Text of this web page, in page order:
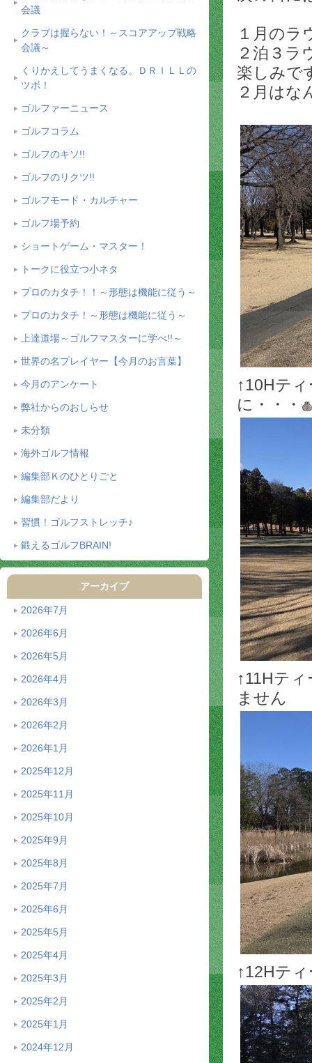
会議
クラブは握らない！～スコアアップ戦略
会議～
くりかえしてうまくなる。ＤＲＩＬＬの
ツボ！
ゴルファーニュース
ゴルフコラム
ゴルフのキソ!!
ゴルフのリクツ!!
ゴルフモード・カルチャー
ゴルフ場予約
ショートゲーム・マスター！
トークに役立つ小ネタ
プロのカタチ！！～形態は機能に従う～
プロのカタチ！～形態は機能に従う～
上達道場～ゴルフマスターに学べ!!～
世界の名プレイヤー【今月のお言葉】
今月のアンケート
弊社からのおしらせ
未分類
海外ゴルフ情報
編集部Ｋのひとりごと
編集部だより
習慣！ゴルフストレッチ♪
鍛えるゴルフBRAIN!
アーカイブ
2026年7月
2026年6月
2026年5月
2026年4月
2026年3月
2026年2月
2026年1月
2025年12月
2025年11月
2025年10月
2025年9月
2025年8月
2025年7月
2025年6月
2025年5月
2025年4月
2025年3月
2025年2月
2025年1月
2024年12月
１月のラ
２泊３ラ
楽しみで
２月はな
↑10Hテ
に・・・
↑11Hテ
ません
↑12Hテ